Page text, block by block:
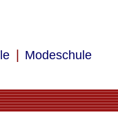
Modeschule